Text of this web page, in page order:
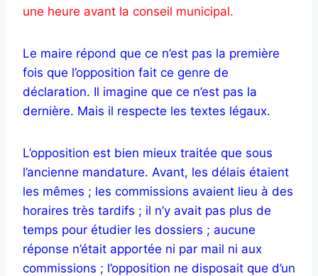
une heure avant la conseil municipal.
Le maire répond que ce n’est pas la première
fois que l’opposition fait ce genre de
déclaration. Il imagine que ce n’est pas la
dernière. Mais il respecte les textes légaux.
L’opposition est bien mieux traitée que sous
l’ancienne mandature. Avant, les délais étaient
les mêmes ; les commissions avaient lieu à des
horaires très tardifs ; il n’y avait pas plus de
temps pour étudier les dossiers ; aucune
réponse n’était apportée ni par mail ni aux
commissions ; l’opposition ne disposait que d’un